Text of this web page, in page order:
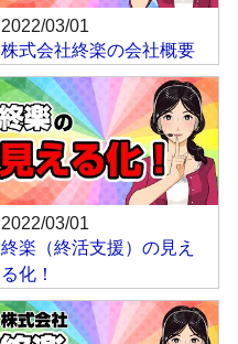
2022/03/01
株式会社終楽の会社概要
2022/03/01
終楽（終活支援）の見え
る化！